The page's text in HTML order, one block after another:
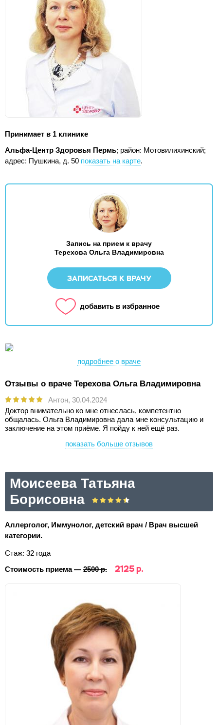
Принимает в 1 клинике
Альфа-Центр Здоровья Пермь; район: Мотовилихинский;
адрес: Пушкина, д. 50 показать на карте.
Запись на прием к врачу
Терехова Ольга Владимировна
ЗАПИСАТЬСЯ К ВРАЧУ
добавить в избранное
подробнее о враче
Отзывы о враче Терехова Ольга Владимировна
Антон, 30.04.2024
Доктор внимательно ко мне отнеслась, компетентно
общалась. Ольга Владимировна дала мне консультацию и
заключение на этом приёме. Я пойду к ней ещё раз.
показать больше отзывов
Моисеева Татьяна
Борисовна
Аллерголог, Иммунолог, детский врач / Врач высшей
категории.
Стаж: 32 года
Стоимость приема — 2500 р. 2125 р.